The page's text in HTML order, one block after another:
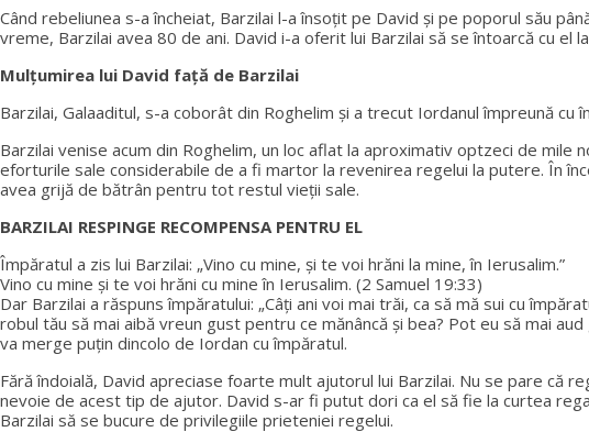
Când rebeliunea s-a încheiat, Barzilai l-a însoțit pe David și pe poporul său
vreme, Barzilai avea 80 de ani. David i-a oferit lui Barzilai să se întoarcă cu
Mulțumirea lui David față de Barzilai
Barzilai, Galaaditul, s-a coborât din Roghelim și a trecut Iordanul împreună
Barzilai venise acum din Roghelim, un loc aflat la aproximativ optzeci de
eforturile sale considerabile de a fi martor la revenirea regelui la putere. În
avea grijă de bătrân pentru tot restul vieții sale.
BARZILAI RESPINGE RECOMPENSA PENTRU EL
Împăratul a zis lui Barzilai: „Vino cu mine, și te voi hrăni la mine, în Ierusalim.”
Vino cu mine și te voi hrăni cu mine în Ierusalim. (2 Samuel 19:33)
Dar Barzilai a răspuns împăratului: „Câți ani voi mai trăi, ca să mă sui cu
robul tău să mai aibă vreun gust pentru ce mănâncă și bea? Pot eu să mai
va merge puțin dincolo de Iordan cu împăratul.
Fără îndoială, David apreciase foarte mult ajutorul lui Barzilai. Nu se pare că
nevoie de acest tip de ajutor. David s-ar fi putut dori ca el să fie la curtea
Barzilai să se bucure de privilegiile prieteniei regelui.